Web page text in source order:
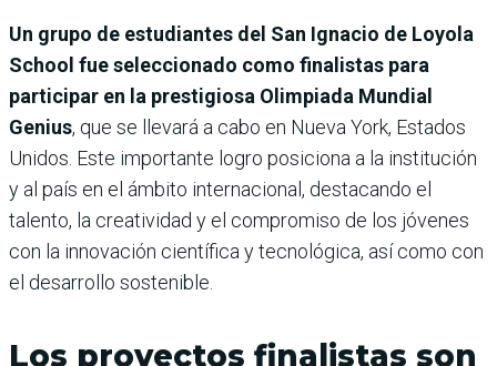
Un grupo de estudiantes del San Ignacio de Loyola
School fue seleccionado como finalistas para
participar en la prestigiosa Olimpiada Mundial
Genius, que se llevará a cabo en Nueva York, Estados
Unidos. Este importante logro posiciona a la institución
y al país en el ámbito internacional, destacando el
talento, la creatividad y el compromiso de los jóvenes
con la innovación científica y tecnológica, así como con
el desarrollo sostenible.
Los proyectos finalistas son